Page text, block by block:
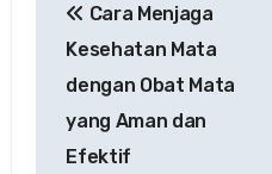
navigation
Cara Menjaga
Kesehatan Mata
dengan Obat Mata
yang Aman dan
Efektif